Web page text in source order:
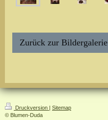
Zurück zur Bildergalerie
Druckversion | Sitemap
© Blumen-Duda